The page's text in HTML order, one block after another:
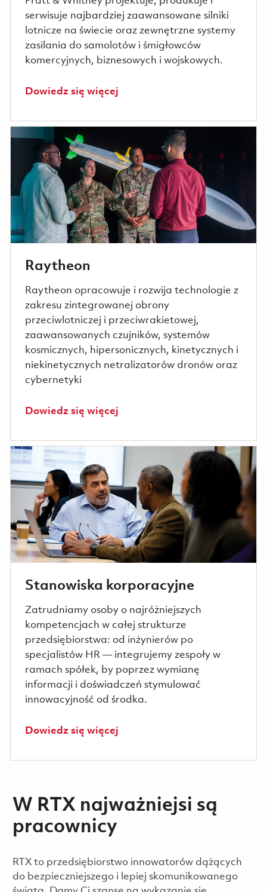
serwisuje najbardziej zaawansowane silniki
lotnicze na świecie oraz zewnętrzne systemy
zasilania do samolotów i śmigłowców
komercyjnych, biznesowych i wojskowych.
Dowiedz się więcej
Raytheon
Raytheon opracowuje i rozwija technologie z
zakresu zintegrowanej obrony
przeciwlotniczej i przeciwrakietowej,
zaawansowanych czujników, systemów
kosmicznych, hipersonicznych, kinetycznych i
niekinetycznych netralizatorów dronów oraz
cybernetyki
Dowiedz się więcej
Stanowiska korporacyjne
Zatrudniamy osoby o najróżniejszych
kompetencjach w całej strukturze
przedsiębiorstwa: od inżynierów po
specjalistów HR — integrujemy zespoły w
ramach spółek, by poprzez wymianę
informacji i doświadczeń stymulować
innowacyjność od środka.
Dowiedz się więcej
W RTX najważniejsi są
pracownicy
​​​RTX to przedsiębiorstwo innowatorów dążących
do bezpieczniejszego i lepiej skomunikowanego